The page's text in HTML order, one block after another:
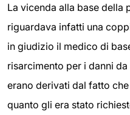
La vicenda alla base della
riguardava infatti una
in giudizio il medico di
risarcimento per i danni
erano derivati dal fatto
quanto gli era stato